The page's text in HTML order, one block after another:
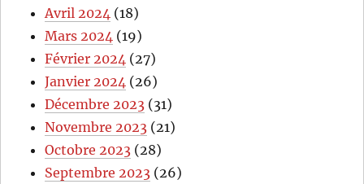
Avril 2024 (18)
Mars 2024 (19)
Février 2024 (27)
Janvier 2024 (26)
Décembre 2023 (31)
Novembre 2023 (21)
Octobre 2023 (28)
Septembre 2023 (26)